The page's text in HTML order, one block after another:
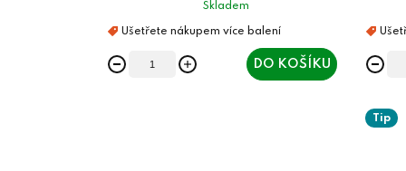
Skladem
DO KOŠÍKU
Tip